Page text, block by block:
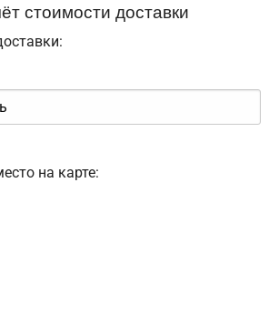
стоимости доставки
на карте: